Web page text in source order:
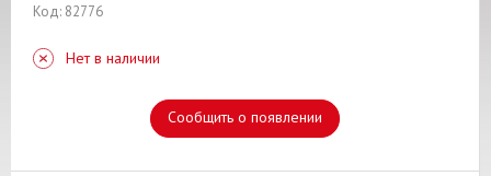
Код: 82776
Нет в наличии
Сообщить о появлении